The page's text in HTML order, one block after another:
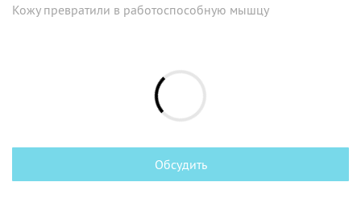
Кожу превратили в работоспособную мышцу
Обсудить